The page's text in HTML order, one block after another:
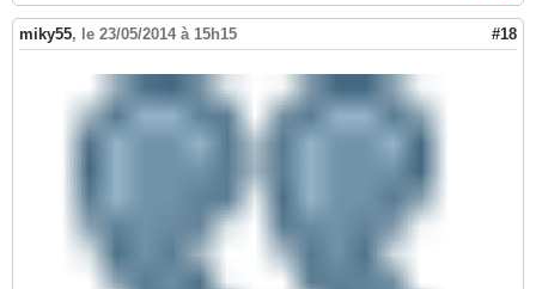
miky55, le 23/05/2014 à 15h15 #18